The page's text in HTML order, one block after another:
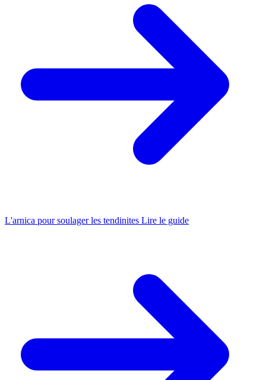
L'arnica pour soulager les tendinites Lire le guide